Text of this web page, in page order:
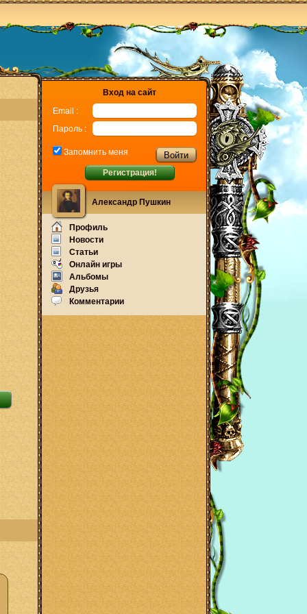
Вход на сайт
Email :
Пароль :
Запомнить меня
Регистрация!
Александр Пушкин
Профиль
Новости
Статьи
Онлайн игры
Альбомы
Друзья
Комментарии